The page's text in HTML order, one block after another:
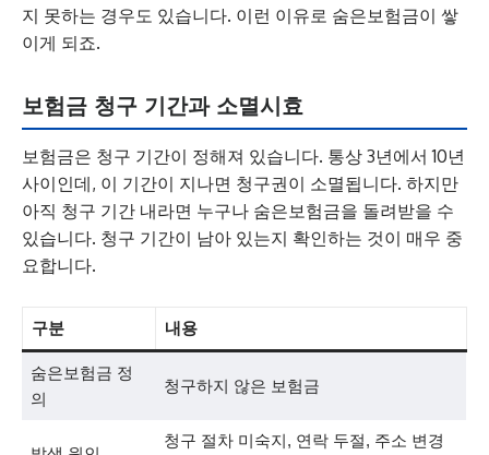
지 못하는 경우도 있습니다. 이런 이유로 숨은보험금이 쌓
이게 되죠.
보험금 청구 기간과 소멸시효
보험금은 청구 기간이 정해져 있습니다. 통상 3년에서 10년
사이인데, 이 기간이 지나면 청구권이 소멸됩니다. 하지만
아직 청구 기간 내라면 누구나 숨은보험금을 돌려받을 수
있습니다. 청구 기간이 남아 있는지 확인하는 것이 매우 중
요합니다.
구분 내용
숨은보험금 정
의
청구하지 않은 보험금
청구 절차 미숙지, 연락 두절, 주소 변경